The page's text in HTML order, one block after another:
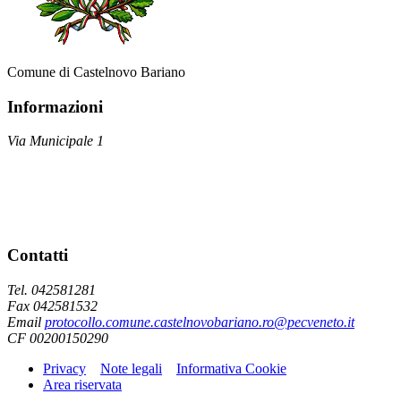
Comune di Castelnovo Bariano
Informazioni
Via Municipale 1
Contatti
Tel. 042581281
Fax 042581532
Email protocollo.comune.castelnovobariano.ro@pecveneto.it
CF 00200150290
Privacy
Note legali
Informativa Cookie
Area riservata